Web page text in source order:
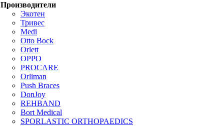
Производители
Экотен
Тривес
Medi
Otto Bock
Orlett
OPPO
PROCARE
Orliman
Push Braces
DonJoy
REHBAND
Bort Medical
SPORLASTIC ORTHOPAEDICS